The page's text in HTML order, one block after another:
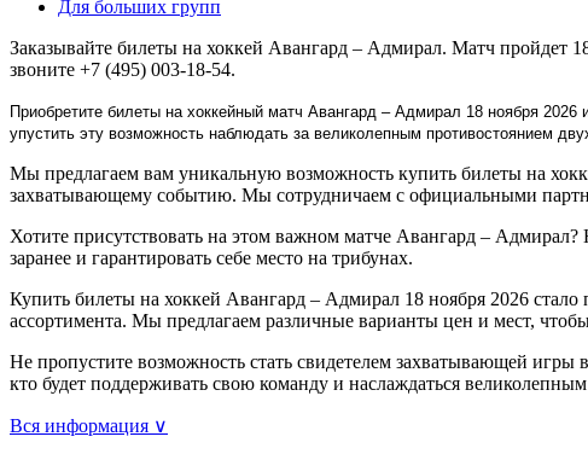
Для больших групп
Заказывайте билеты на хоккей Авангард – Адмирал. Матч
звоните +7 (495) 003-18-54.
Приобретите билеты на хоккейный матч Авангард – Адмирал 18 ноября
упустить эту возможность наблюдать за великолепным противостоянием
Мы предлагаем вам уникальную возможность купить билеты на
захватывающему событию. Мы сотрудничаем с официальными
Хотите присутствовать на этом важном матче Авангард –
заранее и гарантировать себе место на трибунах.
Купить билеты на хоккей Авангард – Адмирал 18 ноября 2026
ассортимента. Мы предлагаем различные варианты цен и мест,
Не пропустите возможность стать свидетелем захватывающей
кто будет поддерживать свою команду и наслаждаться
Вся информация ∨